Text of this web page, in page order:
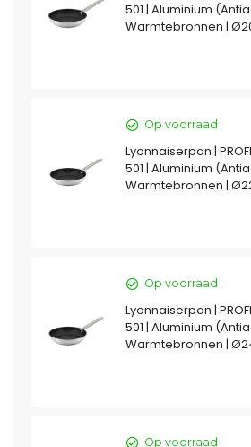
501 | Aluminium
Warmtebronnen |
Op voorraad
Lyonnaiserpan |
501 | Aluminium
Warmtebronnen |
Op voorraad
Lyonnaiserpan |
501 | Aluminium
Warmtebronnen |
Op voorraad